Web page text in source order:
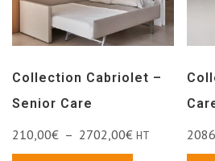
Collection Cabriolet –
Senior Care
210,00€ – 2702,00€ HT